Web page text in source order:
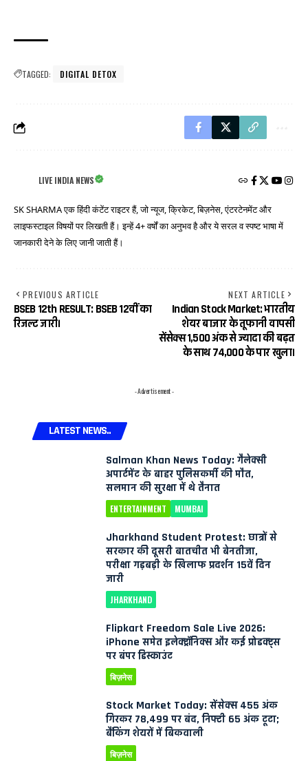
TAGGED: DIGITAL DETOX
LIVE INDIA NEWS
SK SHARMA एक हिंदी कंटेंट राइटर हैं, जो न्यूज, क्रिकेट, बिज़नेस, एंटरटेनमेंट और
लाइफस्टाइल विषयों पर लिखती हैं। इन्हें 4+ वर्षों का अनुभव है और ये सरल व स्पष्ट भाषा में
जानकारी देने के लिए जानी जाती हैं।
PREVIOUS ARTICLE
BSEB 12th RESULT: BSEB 12वीं का
रिजल्ट जारी।
NEXT ARTICLE
Indian Stock Market: भारतीय
शेयर बाजार के तूफानी वापसी
सेंसेक्स 1,500 अंक से ज्यादा की बढ़त
के साथ 74,000 के पार खुला।
- Advertisement -
LATEST NEWS..
Salman Khan News Today: गैलेक्सी
अपार्टमेंट के बाहर पुलिसकर्मी की मौत,
सलमान की सुरक्षा में थे तैनात
ENTERTAINMENT MUMBAI
Jharkhand Student Protest: छात्रों से
सरकार की दूसरी बातचीत भी बेनतीजा,
परीक्षा गड़बड़ी के खिलाफ प्रदर्शन 15वें दिन
जारी
JHARKHAND
Flipkart Freedom Sale Live 2026:
iPhone समेत इलेक्ट्रॉनिक्स और कई प्रोडक्ट्स
पर बंपर डिस्काउंट
बिज़नेस
Stock Market Today: सेंसेक्स 455 अंक
गिरकर 78,499 पर बंद, निफ्टी 65 अंक टूटा;
बैंकिंग शेयरों में बिकवाली
बिज़नेस